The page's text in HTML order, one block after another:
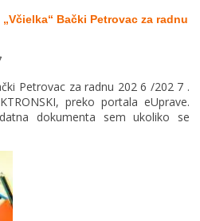
Bački Petrovac za radnu
Petrovac za radnu 202 6 /202 7 .
preko portala eUprave.
dokumenta sem ukoliko se